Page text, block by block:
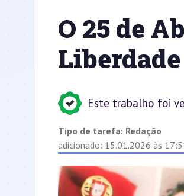
O 25 de
Este trabalho foi
Tipo de tarefa: Redação
adicionado: 15.01.2026 às